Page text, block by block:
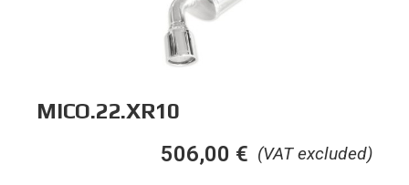
MICO.22.XR10
(VAT excluded)
506,00 €